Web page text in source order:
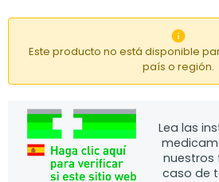

Este producto no está disponible
país o región.
Lea las
nuestros
caso de